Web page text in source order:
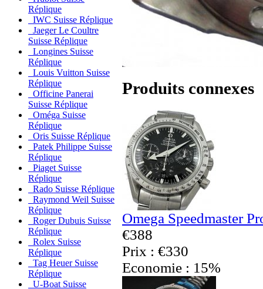
Réplique
IWC Suisse Réplique
Jaeger Le Coultre
Suisse Réplique
Longines Suisse
Réplique
Louis Vuitton Suisse
Réplique
Officine Panerai
Suisse Réplique
Oméga Suisse
Réplique
Oris Suisse Réplique
Patek Philippe Suisse
Réplique
Piaget Suisse
Réplique
Rado Suisse Réplique
Raymond Weil Suisse
Réplique
Roger Dubuis Suisse
Réplique
Rolex Suisse
Réplique
Tag Heuer Suisse
Réplique
U-Boat Suisse
Produits connexes
Omega Speedmaster
€388
Prix : €330
Economie : 15%